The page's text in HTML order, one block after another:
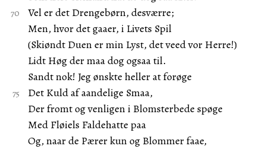
Vel er det Drengebørn, desværre;
Men, hvor det gaaer, i Livets Spil
(Skiøndt Duen er min Lyst, det veed vor Herre!)
Lidt Høg der maa dog ogsaa til.
Sandt nok! Jeg ønskte heller at forøge
Det Kuld af aandelige Smaa,
Der fromt og venligen i Blomsterbede spøge
Med Fløiels Faldehatte paa
Og, naar de Pærer kun og Blommer faae,